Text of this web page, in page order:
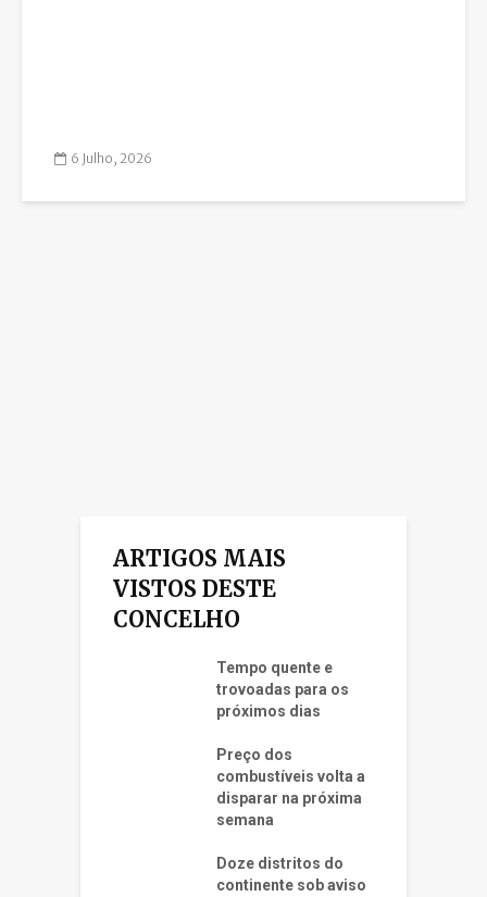
6 Julho, 2026
ARTIGOS MAIS
VISTOS DESTE
CONCELHO
Tempo quente e
trovoadas para os
próximos dias
Preço dos
combustíveis volta a
disparar na próxima
semana
Doze distritos do
continente sob aviso